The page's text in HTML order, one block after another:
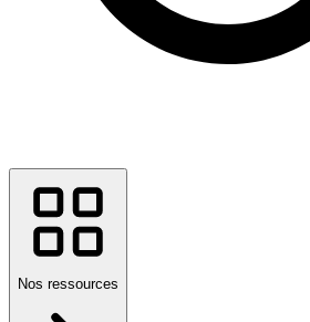
Nos ressources